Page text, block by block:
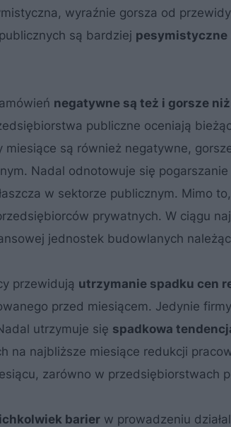
wyraźnie gorsza od
są bardziej pesymistyczne
negatywne są też i gorsze
publiczne oceniają
są również negatywne,
Nadal odnotowuje się
w sektorze publicznym. Mimo
prywatnych. W ciągu
jednostek budowlanych
przewidują utrzymanie spadku cen
przed miesiącem. Jedynie
utrzymuje się spadkowa
na najbliższe miesiące redukcji
zarówno w przedsiębiorstwach
barier w prowadzeniu